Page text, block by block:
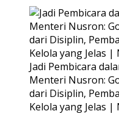
Jadi Pembicara
Menteri Nusron:
dari Disiplin,
Kelola yang Jelas |